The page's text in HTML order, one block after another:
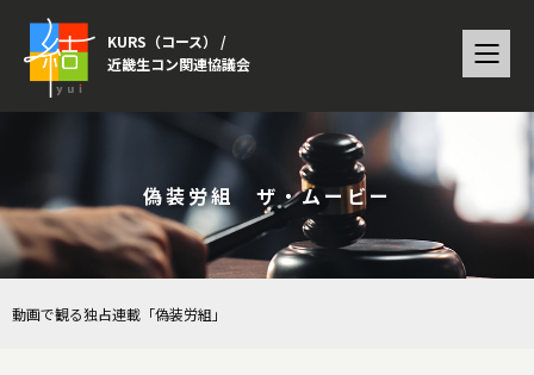
KURS（コース） /
近畿生コン関連協議会
偽装労組 ザ・ムービー
動画で観る独占連載「偽装労組」